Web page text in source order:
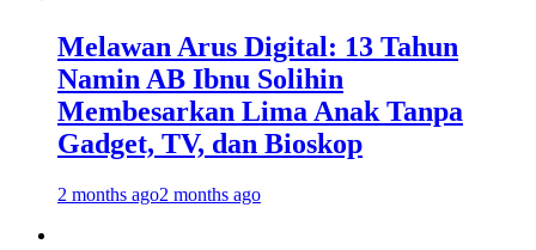
Melawan Arus Digital: 13 Tahun
Namin AB Ibnu Solihin
Membesarkan Lima Anak Tanpa
Gadget, TV, dan Bioskop
2 months ago2 months ago